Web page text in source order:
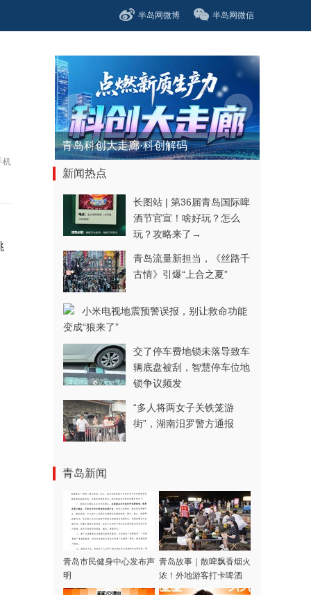
半岛网微博 半岛网微信
机
青岛科创大走廊·科创解码
新闻热点
长图站 | 第36届青岛国际啤
酒节官宣！啥好玩？怎么
玩？攻略来了→
青岛流量新担当，《丝路千
古情》引爆“上合之夏”
小米电视地震预警误报，别让救命功能
变成“狼来了”
交了停车费地锁未落导致车
辆底盘被刮，智慧停车位地
锁争议频发
“多人将两女子关铁笼游
街”，湖南汨罗警方通报
青岛新闻
青岛市民健身中心发布声
明
青岛故事｜散啤飘香烟火
浓！外地游客打卡啤酒
屋，一场生日邂逅暖心合